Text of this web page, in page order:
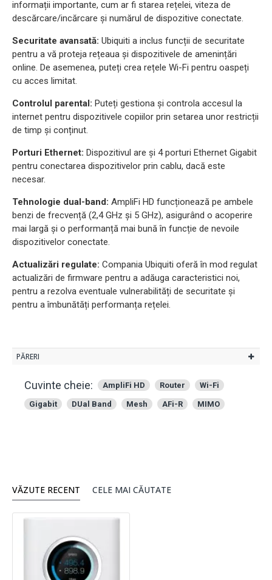
informații importante, cum ar fi starea rețelei, viteza de
descărcare/incărcare și numărul de dispozitive conectate.
Securitate avansată: Ubiquiti a inclus funcții de securitate
pentru a vă proteja rețeaua și dispozitivele de amenințări
online. De asemenea, puteți crea rețele Wi-Fi pentru oaspeți
cu acces limitat.
Controlul parental: Puteți gestiona și controla accesul la
internet pentru dispozitivele copiilor prin setarea unor restricții
de timp și conținut.
Porturi Ethernet: Dispozitivul are și 4 porturi Ethernet Gigabit
pentru conectarea dispozitivelor prin cablu, dacă este
necesar.
Tehnologie dual-band: AmpliFi HD funcționează pe ambele
benzi de frecvență (2,4 GHz și 5 GHz), asigurând o acoperire
mai largă și o performanță mai bună în funcție de nevoile
dispozitivelor conectate.
Actualizări regulate: Compania Ubiquiti oferă în mod regulat
actualizări de firmware pentru a adăuga caracteristici noi,
pentru a rezolva eventuale vulnerabilități de securitate și
pentru a îmbunătăți performanța rețelei.
PĂRERI
Cuvinte cheie: AmpliFi HD Router Wi-Fi
Gigabit DUal Band Mesh AFi-R MIMO
VĂZUTE RECENT CELE MAI CĂUTATE